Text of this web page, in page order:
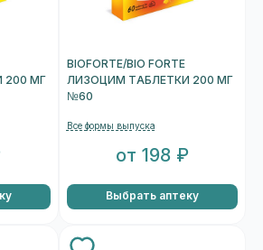
200 МГ
BIOFORTE/BIO FORTE
ЛИЗОЦИМ ТАБЛЕТКИ 200 МГ
№60
Все формы выпуска
от 198 ₽
Выбрать аптеку